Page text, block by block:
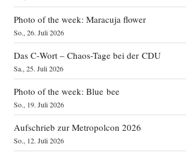
Photo of the week: Maracuja flower
So., 26. Juli 2026
Das C‑Wort – Chaos-Tage bei der CDU
Sa., 25. Juli 2026
Photo of the week: Blue bee
So., 19. Juli 2026
Aufschrieb zur Metropolcon 2026
So., 12. Juli 2026